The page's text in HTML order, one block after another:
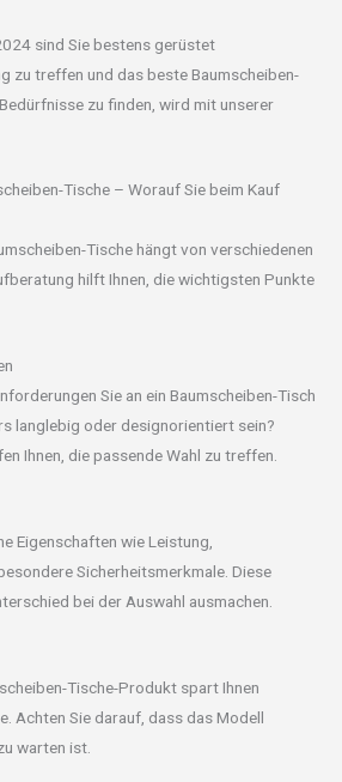
sind Sie bestens gerüstet
zu treffen und das beste Baumscheiben-
zu finden, wird mit unserer
Tische – Worauf Sie beim Kauf
Tische hängt von verschiedenen
hilft Ihnen, die wichtigsten Punkte
Sie an ein Baumscheiben-Tisch
langlebig oder designorientiert sein?
Ihnen, die passende Wahl zu treffen.
Eigenschaften wie Leistung,
Sicherheitsmerkmale. Diese
bei der Auswahl ausmachen.
Tische-Produkt spart Ihnen
Achten Sie darauf, dass das Modell
warten ist.